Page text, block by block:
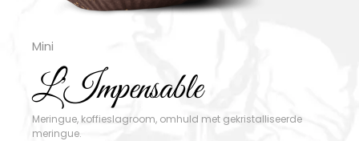
Mini
L'Impensable
Meringue, koffieslagroom, omhuld met gekristalliseerde
meringue.